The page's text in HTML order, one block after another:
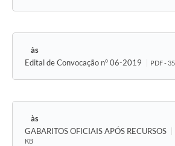
Edital de Convocação nº 06-2019 PDF -
GABARITOS OFICIAIS APÓS RECURSOS
KB